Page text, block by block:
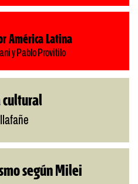
América Latina
y Pablo Provitilo
cultural
según Milei